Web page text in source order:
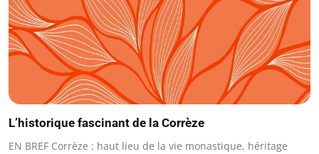
L’historique fascinant de la Corrèze
EN BREF Corrèze : haut lieu de la vie monastique, héritage